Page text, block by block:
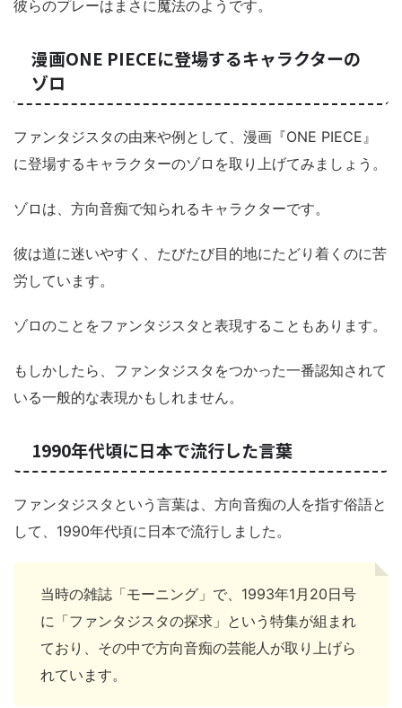
彼らのプレーはまさに魔法のようです。
漫画ONE PIECEに登場するキャラクターの
ゾロ
ファンタジスタの由来や例として、漫画『ONE PIECE』
に登場するキャラクターのゾロを取り上げてみましょう。
ゾロは、方向音痴で知られるキャラクターです。
彼は道に迷いやすく、たびたび目的地にたどり着くのに苦
労しています。
ゾロのことをファンタジスタと表現することもあります。
もしかしたら、ファンタジスタをつかった一番認知されて
いる一般的な表現かもしれません。
1990年代頃に日本で流行した言葉
ファンタジスタという言葉は、方向音痴の人を指す俗語と
して、1990年代頃に日本で流行しました。
当時の雑誌「モーニング」で、1993年1月20日号
に「ファンタジスタの探求」という特集が組まれ
ており、その中で方向音痴の芸能人が取り上げら
れています。